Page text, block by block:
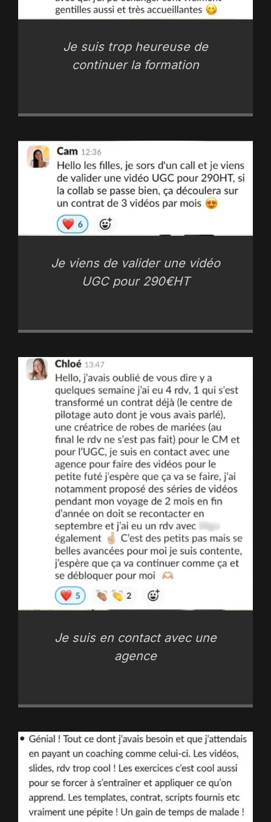
Je suis trop heureuse de
continuer la formation
Je viens de valider une vidéo
UGC pour 290€HT
Je suis en contact avec une
agence